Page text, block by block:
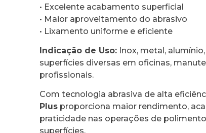
• Excelente acabamento superficial
• Maior aproveitamento do abrasivo
• Lixamento uniforme e eficiente
Indicação de Uso: Inox, metal,
superfícies diversas em oficinas,
profissionais.
Com tecnologia abrasiva de alta
Plus proporciona maior rendimento,
praticidade nas operações de
superfícies.